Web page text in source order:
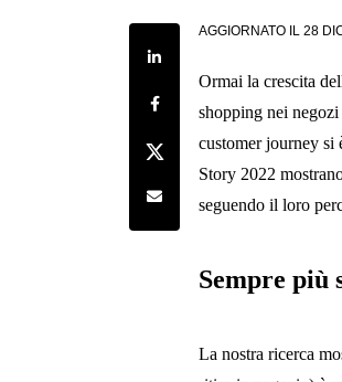
Share on LinkedIn
Share on Facebook
Share on Twitter
Share by e-mail
AGGIORNATO IL 28
Ormai la crescita
shopping nei
customer journey si
Story 2022
seguendo il loro
Sempre più
La nostra ricerca